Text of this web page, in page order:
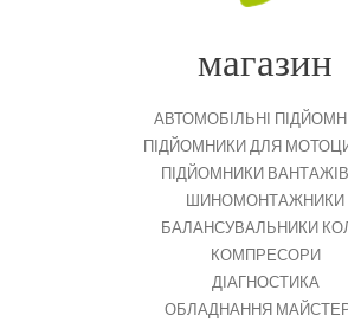
магазин
АВТОМОБІЛЬНІ
ПІДЙОМНИКИ ДЛЯ
ПІДЙОМНИКИ
ШИНОМОНТАЖНИКИ
БАЛАНСУВАЛЬНИКИ
КОМПРЕСОРИ
ДІАГНОСТИКА
ОБЛАДНАННЯ